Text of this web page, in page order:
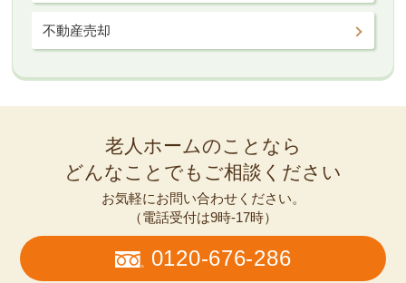
不動産売却
老人ホームのことなら
どんなことでもご相談ください
お気軽にお問い合わせください。
（電話受付は9時-17時）
0120-676-286